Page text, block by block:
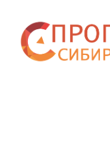
Email*
Код города